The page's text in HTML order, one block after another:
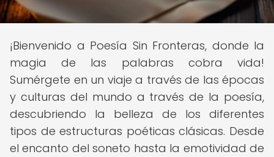
¡Bienvenido a Poesía Sin Fronteras, donde la
magia de las palabras cobra vida!
Sumérgete en un viaje a través de las épocas
y culturas del mundo a través de la poesía,
descubriendo la belleza de los diferentes
tipos de estructuras poéticas clásicas. Desde
el encanto del soneto hasta la emotividad de